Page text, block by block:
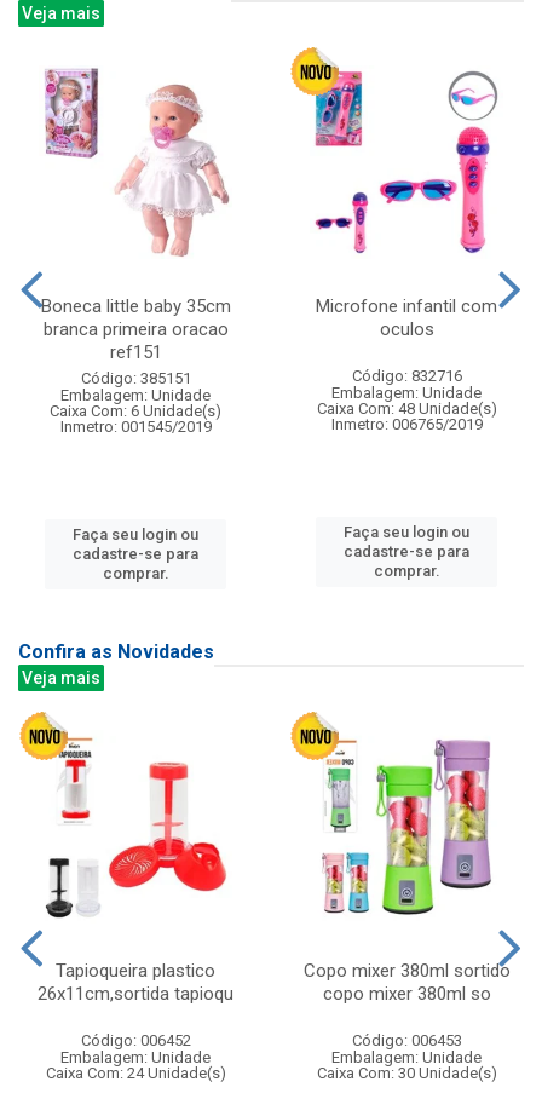
Veja mais
Boneca little baby 35cm
branca primeira oracao
ref151
Código: 385151
Embalagem: Unidade
Caixa Com: 6 Unidade(s)
Inmetro: 001545/2019
Faça seu login ou
cadastre-se para
comprar.
Microfone infantil com
oculos
Código: 832716
Embalagem: Unidade
Caixa Com: 48 Unidade(s)
Inmetro: 006765/2019
Faça seu login ou
cadastre-se para
comprar.
Confira as Novidades
Veja mais
Tapioqueira plastico
26x11cm,sortida tapioqu
Código: 006452
Embalagem: Unidade
Caixa Com: 24 Unidade(s)
Copo mixer 380ml sortido
copo mixer 380ml so
Código: 006453
Embalagem: Unidade
Caixa Com: 30 Unidade(s)